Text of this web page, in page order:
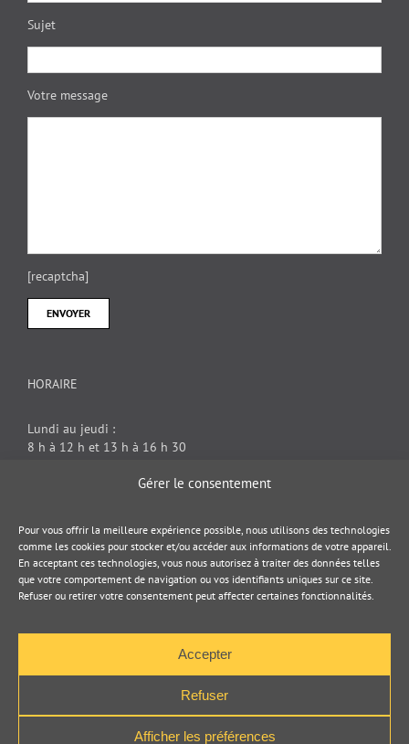
Gérer le consentement
Pour vous offrir la meilleure expérience possible, nous utilisons des technologies
comme les cookies pour stocker et/ou accéder aux informations de votre appareil.
En acceptant ces technologies, vous nous autorisez à traiter des données telles
que votre comportement de navigation ou vos identifiants uniques sur ce site.
Refuser ou retirer votre consentement peut affecter certaines fonctionnalités.
Accepter
Refuser
Afficher les préférences
Sujet
Votre message
[recaptcha]
HORAIRE
Lundi au jeudi :
8 h à 12 h et 13 h à 16 h 30
DOCUMENT JURIDIQUE
Politique de cookies